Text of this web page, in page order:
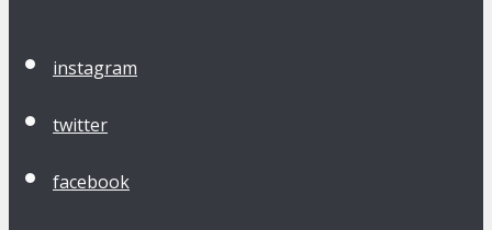
instagram
twitter
facebook